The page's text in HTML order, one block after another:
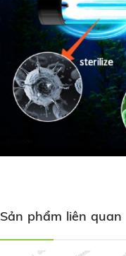
Sản phẩm liên quan